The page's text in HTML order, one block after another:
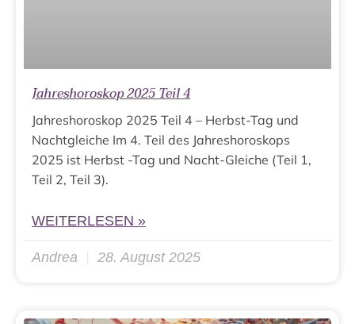
Jahreshoroskop 2025 Teil 4
Jahreshoroskop 2025 Teil 4 – Herbst-Tag und
Nachtgleiche Im 4. Teil des Jahreshoroskops
2025 ist Herbst -Tag und Nacht-Gleiche (Teil 1,
Teil 2, Teil 3).
WEITERLESEN »
Andrea 28. August 2025